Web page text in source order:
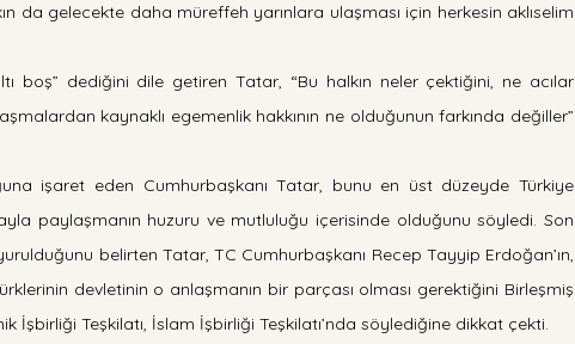
da gelecekte daha müreffeh yarınlara ulaşması için herkesin aklıselim
boş” dediğini dile getiren Tatar, “Bu halkın neler çektiğini, ne acılar
kaynaklı egemenlik hakkının ne olduğunun farkında değiller”
işaret eden Cumhurbaşkanı Tatar, bunu en üst düzeyde Türkiye
paylaşmanın huzuru ve mutluluğu içerisinde olduğunu söyledi. Son
belirten Tatar, TC Cumhurbaşkanı Recep Tayyip Erdoğan’ın,
devletinin o anlaşmanın bir parçası olması gerektiğini Birleşmiş
İşbirliği Teşkilatı, İslam İşbirliği Teşkilatı’nda söylediğine dikkat çekti.